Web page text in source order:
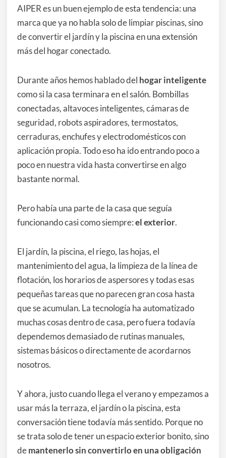
AIPER es un buen ejemplo de esta tendencia: una
marca que ya no habla solo de limpiar piscinas, sino
de convertir el jardín y la piscina en una extensión
más del hogar conectado.
Durante años hemos hablado del hogar inteligente
como si la casa terminara en el salón. Bombillas
conectadas, altavoces inteligentes, cámaras de
seguridad, robots aspiradores, termostatos,
cerraduras, enchufes y electrodomésticos con
aplicación propia. Todo eso ha ido entrando poco a
poco en nuestra vida hasta convertirse en algo
bastante normal.
Pero había una parte de la casa que seguía
funcionando casi como siempre:el exterior.
El jardín, la piscina, el riego, las hojas, el
mantenimiento del agua, la limpieza de la línea de
flotación, los horarios de aspersores y todas esas
pequeñas tareas que no parecen gran cosa hasta
que se acumulan. La tecnología ha automatizado
muchas cosas dentro de casa, pero fuera todavía
dependemos demasiado de rutinas manuales,
sistemas básicos o directamente de acordarnos
nosotros.
Y ahora, justo cuando llega el verano y empezamos a
usar más la terraza, el jardín o la piscina, esta
conversación tiene todavía más sentido. Porque no
se trata solo de tener un espacio exterior bonito, sino
demantenerlo sin convertirlo en una obligación